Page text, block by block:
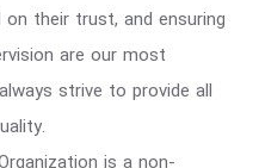
their trust, and ensuring
are our most
strive to provide all